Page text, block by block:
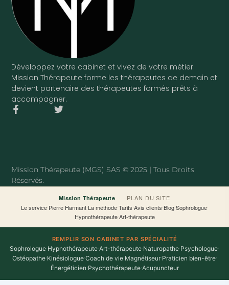
Développez votre cabinet et vivez de votre métier.
Mission Thérapeute forme les thérapeutes de demain et
devient partenaire des thérapeutes formés prêts à
accompagner.
F
k
-
T
Mission Thérapeute (MGS) SAS © 2025 | Tous Droits
Réservés.
Mission Thérapeute ·
PLAN DU SITE
Le service·Pierre Harmant·La méthode·Tarifs·Avis clients·Blog·Sophrologue·
Hypnothérapeute·Art-thérapeute
REMPLIR SON CABINET PAR SPÉCIALITÉ
Sophrologue·Hypnothérapeute·Art-thérapeute·Naturopathe·Psychologue·
Ostéopathe·Kinésiologue·Coach de vie·Magnétiseur·Praticien bien-être·
Énergéticien·Psychothérapeute·Acupuncteur